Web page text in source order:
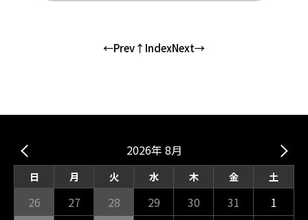
←Prev↑IndexNext→
2026年 8月
日 月 火 水 木 金 土
26 27 28 29 30 31
1